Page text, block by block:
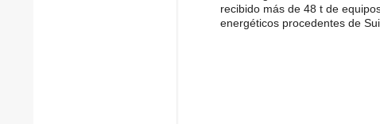
recibido más de 48 t de
energéticos procedentes de